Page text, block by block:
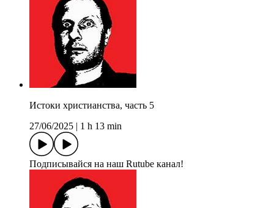
Истоки христианства, часть 5
27/06/2025
1 h 13 min
Подписывайся на наш Rutube канал!